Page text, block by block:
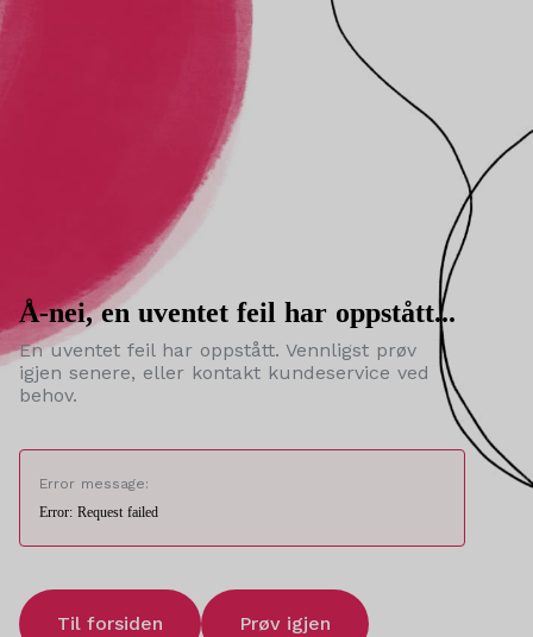
Å-nei, en uventet feil har oppstått...
En uventet feil har oppstått. Vennligst prøv
igjen senere, eller kontakt kundeservice ved
behov.
Error message:
Error: Request failed
Til forsiden Prøv igjen